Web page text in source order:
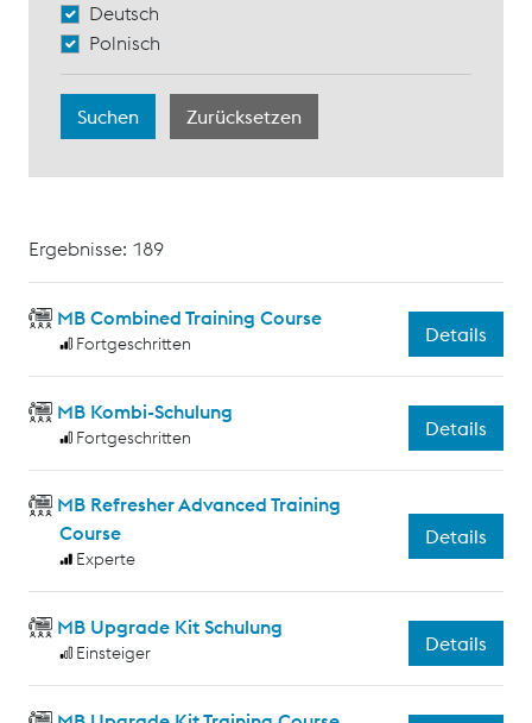
Deutsch
Polnisch
Ergebnisse: 189
MB Combined Training Course
Fortgeschritten Details
MB Kombi-Schulung
Fortgeschritten Details
MB Refresher Advanced Training
Course
Experte
Details
MB Upgrade Kit Schulung
Einsteiger Details